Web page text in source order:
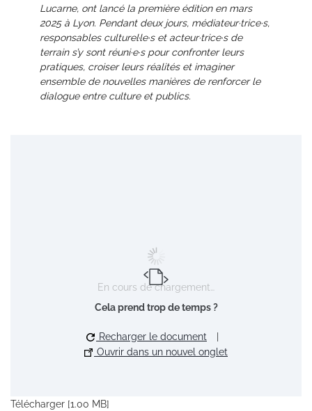
Lucarne, ont lancé la première édition en mars
2025 à Lyon. Pendant deux jours, médiateur·trice·s,
responsables culturel·le·s et acteur·trice·s de
terrain s’y sont réuni·e·s pour confronter leurs
pratiques, croiser leurs réalités et imaginer
ensemble de nouvelles manières de renforcer le
dialogue entre culture et publics.
En cours de chargement…
Cela prend trop de temps ?
Recharger le document
Ouvrir dans un nouvel onglet
Télécharger [1.00 MB]